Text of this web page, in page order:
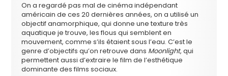
On a regardé pas mal de cinéma indépendant
américain de ces 20 dernières années, on a utilisé un
objectif anamorphique, qui donne une texture très
aquatique je trouve, les flous qui semblent en
mouvement, comme s’ils étaient sous l’eau. C’est le
genre d’objectifs qu’on retrouve dans Moonlight, qui
permettent aussi d’extraire le film de l’esthétique
dominante des films sociaux.